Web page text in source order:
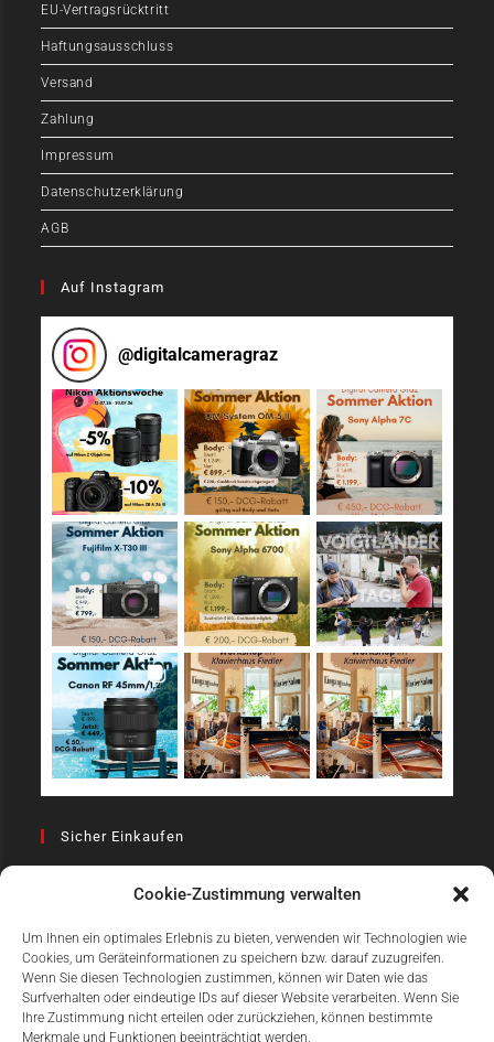
Cookie-Zustimmung verwalten
Um Ihnen ein optimales Erlebnis zu bieten, verwenden wir Technologien wie
Cookies, um Geräteinformationen zu speichern bzw. darauf zuzugreifen.
Wenn Sie diesen Technologien zustimmen, können wir Daten wie das
Surfverhalten oder eindeutige IDs auf dieser Website verarbeiten. Wenn Sie
Ihre Zustimmung nicht erteilen oder zurückziehen, können bestimmte
Merkmale und Funktionen beeinträchtigt werden.
EU-Vertragsrücktritt
Haftungsausschluss
Versand
Zahlung
Impressum
Datenschutzerklärung
AGB
Auf Instagram
@digitalcameragraz
Sicher Einkaufen
Einfach Online Bezahlen